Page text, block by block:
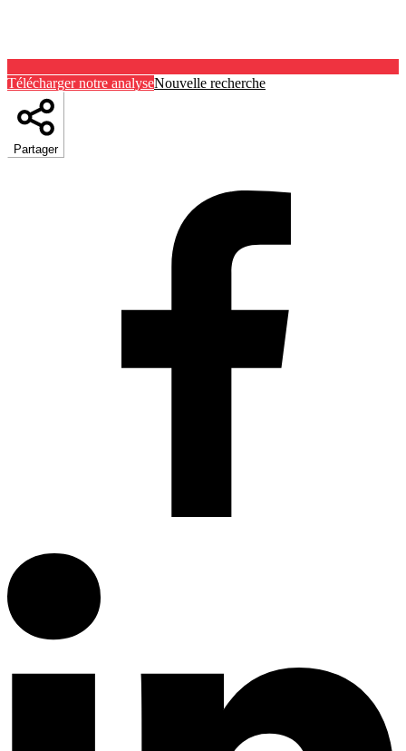
Télécharger notre analyseNouvelle recherche
Partager